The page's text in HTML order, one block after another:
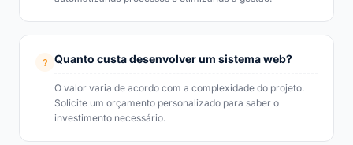
Quanto custa desenvolver um sistema web?
O valor varia de acordo com a complexidade do projeto.
Solicite um orçamento personalizado para saber o
investimento necessário.